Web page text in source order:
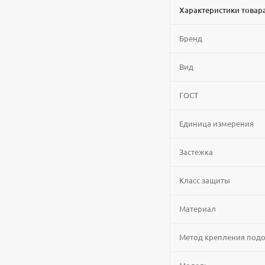
Характеристики
Бренд
Вид
ГОСТ
Единица измерения
Застежка
Класс защиты
Материал
Метод крепления